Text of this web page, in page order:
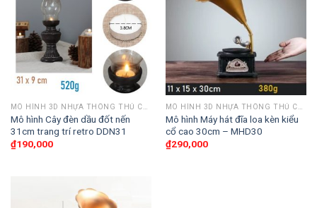
Mô hình Cây đèn dầu đốt nến
31cm trang trí retro DDN31
₫190,000
Mô hình Máy hát đĩa loa kèn kiểu
cổ cao 30cm – MHD30
₫290,000